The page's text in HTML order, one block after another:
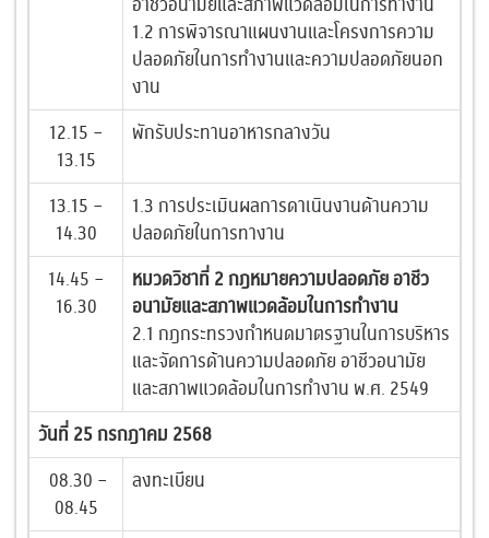
1.2 การพิจารณาแผนงานและโครงการความ
ปลอดภัยในการทำงานและความปลอดภัยนอก
งาน
12.15 –
13.15
พักรับประทานอาหารกลางวัน
13.15 –
14.30
1.3 การประเมินผลการดาเนินงานด้านความ
ปลอดภัยในการทางาน
14.45 –
16.30
หมวดวิชาที่ 2 กฎหมายความปลอดภัย อาชีว
อนามัยและสภาพแวดล้อมในการทำงาน
2.1 กฎกระทรวงกำหนดมาตรฐานในการบริหาร
และจัดการด้านความปลอดภัย อาชีวอนามัย
และสภาพแวดล้อมในการทำงาน พ.ศ. 2549
วันที่ 25 กรกฎาคม 2568
08.30 –
08.45
ลงทะเบียน